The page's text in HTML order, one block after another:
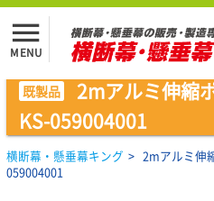
menu
MENU
既製品
2mアルミ伸縮
KS-059004001
横断幕・懸垂幕キング > 2mアルミ伸
059004001